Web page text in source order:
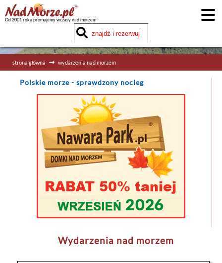
Od 2001 roku promujemy wczasy nad morzem
strona główna wydarzenia nad morzem
Polskie morze - sprawdzony nocleg
Wydarzenia nad morzem